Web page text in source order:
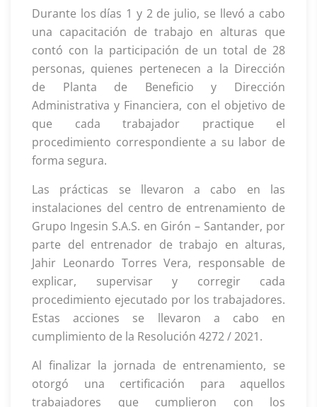
Durante los días 1 y 2 de julio, se llevó a cabo
una capacitación de trabajo en alturas que
contó con la participación de un total de 28
personas, quienes pertenecen a la Dirección
de Planta de Beneficio y Dirección
Administrativa y Financiera, con el objetivo de
que cada trabajador practique el
procedimiento correspondiente a su labor de
forma segura.
Las prácticas se llevaron a cabo en las
instalaciones del centro de entrenamiento de
Grupo Ingesin S.A.S. en Girón – Santander, por
parte del entrenador de trabajo en alturas,
Jahir Leonardo Torres Vera, responsable de
explicar, supervisar y corregir cada
procedimiento ejecutado por los trabajadores.
Estas acciones se llevaron a cabo en
cumplimiento de la Resolución 4272 / 2021.
Al finalizar la jornada de entrenamiento, se
otorgó una certificación para aquellos
trabajadores que cumplieron con los